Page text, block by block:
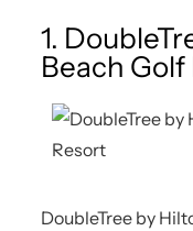
1.
Beach Golf
DoubleTree by